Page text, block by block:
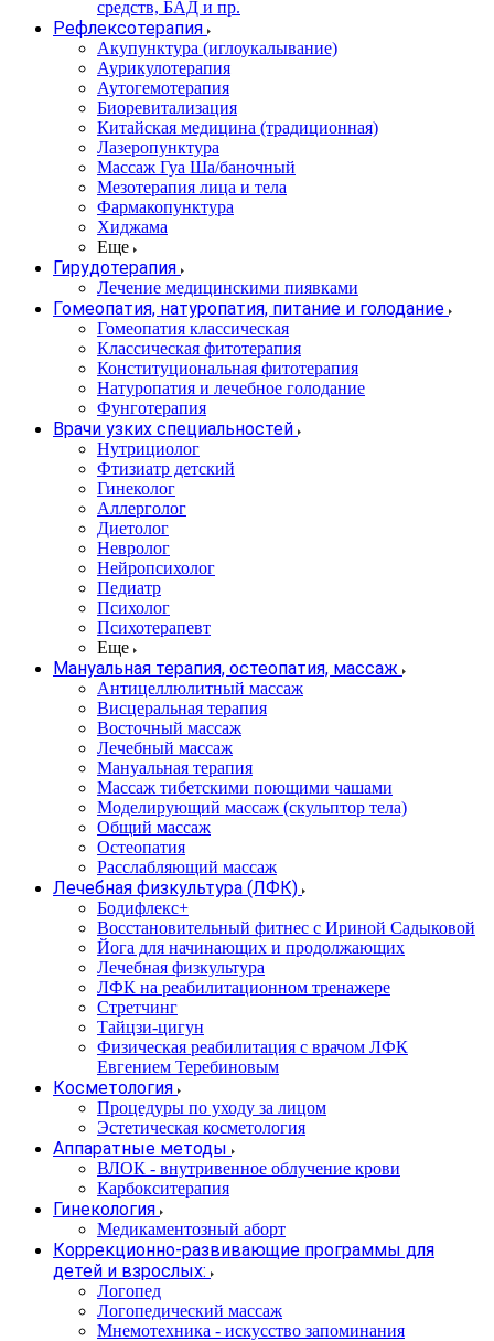
средств, БАД и пр.
Рефлексотерапия
Акупунктура (иглоукалывание)
Аурикулотерапия
Аутогемотерапия
Биоревитализация
Китайская медицина (традиционная)
Лазеропунктура
Массаж Гуа Ша/баночный
Мезотерапия лица и тела
Фармакопунктура
Хиджама
Еще
Гирудотерапия
Лечение медицинскими пиявками
Гомеопатия, натуропатия, питание и голодание
Гомеопатия классическая
Классическая фитотерапия
Конституциональная фитотерапия
Натуропатия и лечебное голодание
Фунготерапия
Врачи узких специальностей
Нутрициолог
Фтизиатр детский
Гинеколог
Аллерголог
Диетолог
Невролог
Нейропсихолог
Педиатр
Психолог
Психотерапевт
Еще
Мануальная терапия, остеопатия, массаж
Антицеллюлитный массаж
Висцеральная терапия
Восточный массаж
Лечебный массаж
Мануальная терапия
Массаж тибетскими поющими чашами
Моделирующий массаж (скульптор тела)
Общий массаж
Остеопатия
Расслабляющий массаж
Лечебная физкультура (ЛФК)
Бодифлекс+
Восстановительный фитнес с Ириной Садыковой
Йога для начинающих и продолжающих
Лечебная физкультура
ЛФК на реабилитационном тренажере
Стретчинг
Тайцзи-цигун
Физическая реабилитация с врачом ЛФК
Евгением Теребиновым
Косметология
Процедуры по уходу за лицом
Эстетическая косметология
Аппаратные методы
ВЛОК - внутривенное облучение крови
Карбокситерапия
Гинекология
Медикаментозный аборт
Коррекционно-развивающие программы для
детей и взрослых:
Логопед
Логопедический массаж
Мнемотехника - искусство запоминания